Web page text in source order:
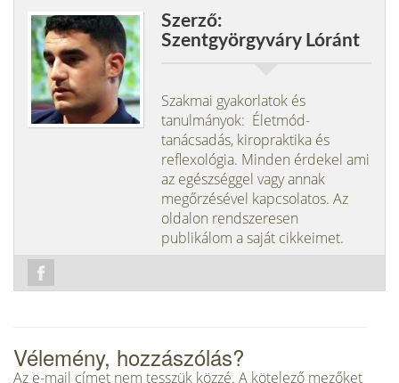
Szerző:
Szentgyörgyváry Lóránt
Szakmai gyakorlatok és
tanulmányok: Életmód-
tanácsadás, kiropraktika és
reflexológia. Minden érdekel ami
az egészséggel vagy annak
megőrzésével kapcsolatos. Az
oldalon rendszeresen
publikálom a saját cikkeimet.
Vélemény, hozzászólás?
Az e-mail címet nem tesszük közzé. A kötelező mezőket